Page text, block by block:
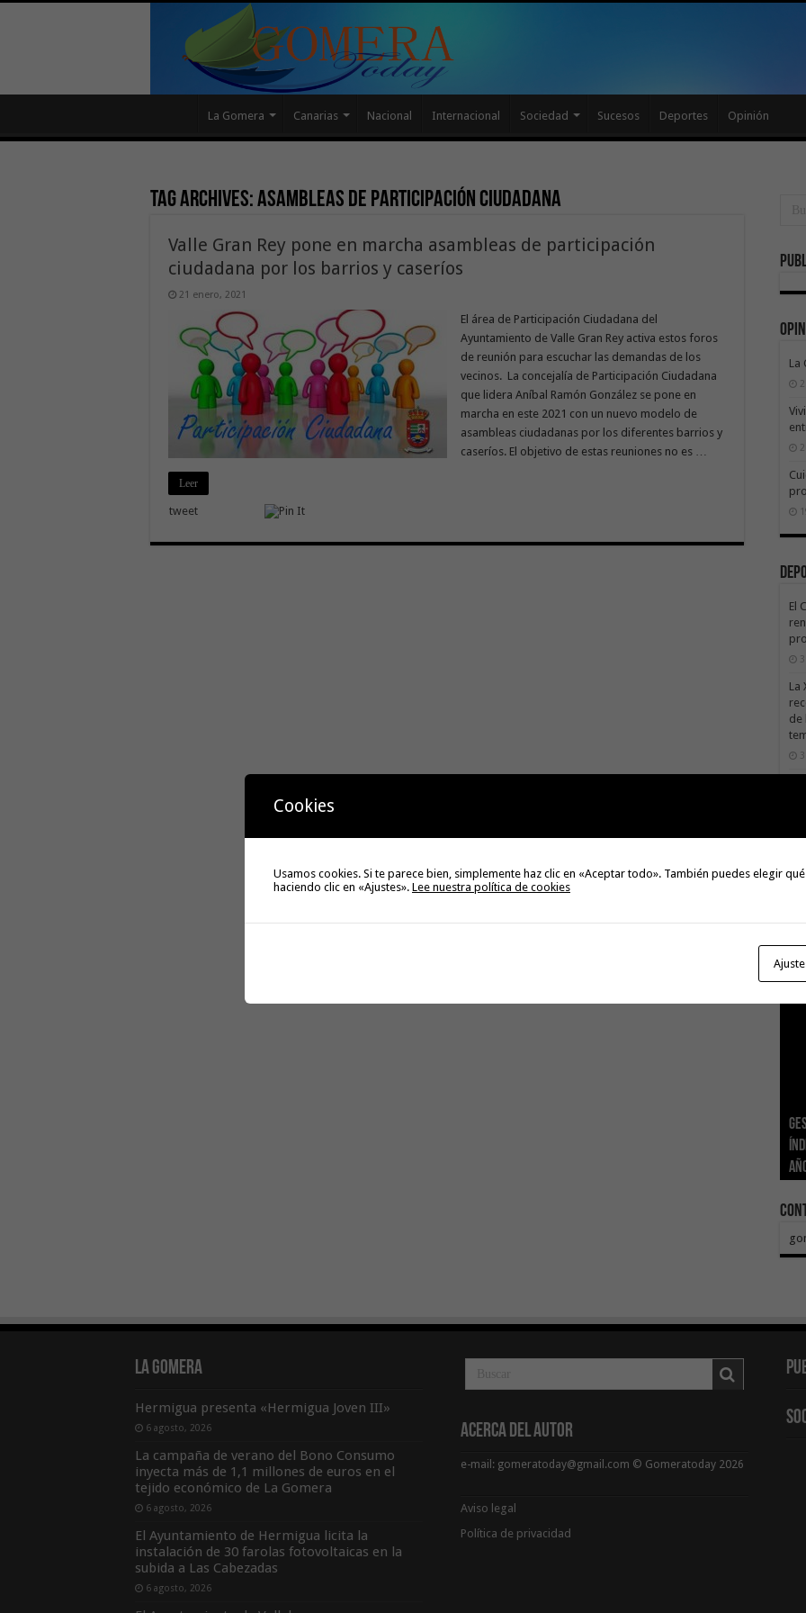
La Gomera Canarias Nacional Internacional Sociedad Sucesos Deportes Opinión
Tag Archives:asambleas de participación ciudadana
Valle Gran Rey pone en marcha asambleas de participación
ciudadana por los barrios y caseríos
21 enero, 2021
El área de Participación Ciudadana del
Ayuntamiento de Valle Gran Rey activa estos foros
de reunión para escuchar las demandas de los
vecinos. La concejalía de Participación Ciudadana
que lidera Aníbal Ramón González se pone en
marcha en este 2021 con un nuevo modelo de
asambleas ciudadanas por los diferentes barrios y
caseríos. El objetivo de estas reuniones no es …
Leer
tweet
La
El
La
de
El
El
La Gomera
Hermigua presenta «Hermigua Joven III»
6 agosto, 2026
La campaña de verano del Bono Consumo
inyecta más de 1,1 millones de euros en el
tejido económico de La Gomera
6 agosto, 2026
El Ayuntamiento de Hermigua licita la
instalación de 30 farolas fotovoltaicas en la
subida a Las Cabezadas
6 agosto, 2026
Acerca del Autor
e-mail: gomeratoday@gmail.com © Gomeratoday 2026
Aviso legal
Política de privacidad
Cookies
Usamos cookies. Si te parece bien, simplemente haz clic en «Aceptar todo». También puedes elegir
haciendo clic en «Ajustes». Lee nuestra política de cookies